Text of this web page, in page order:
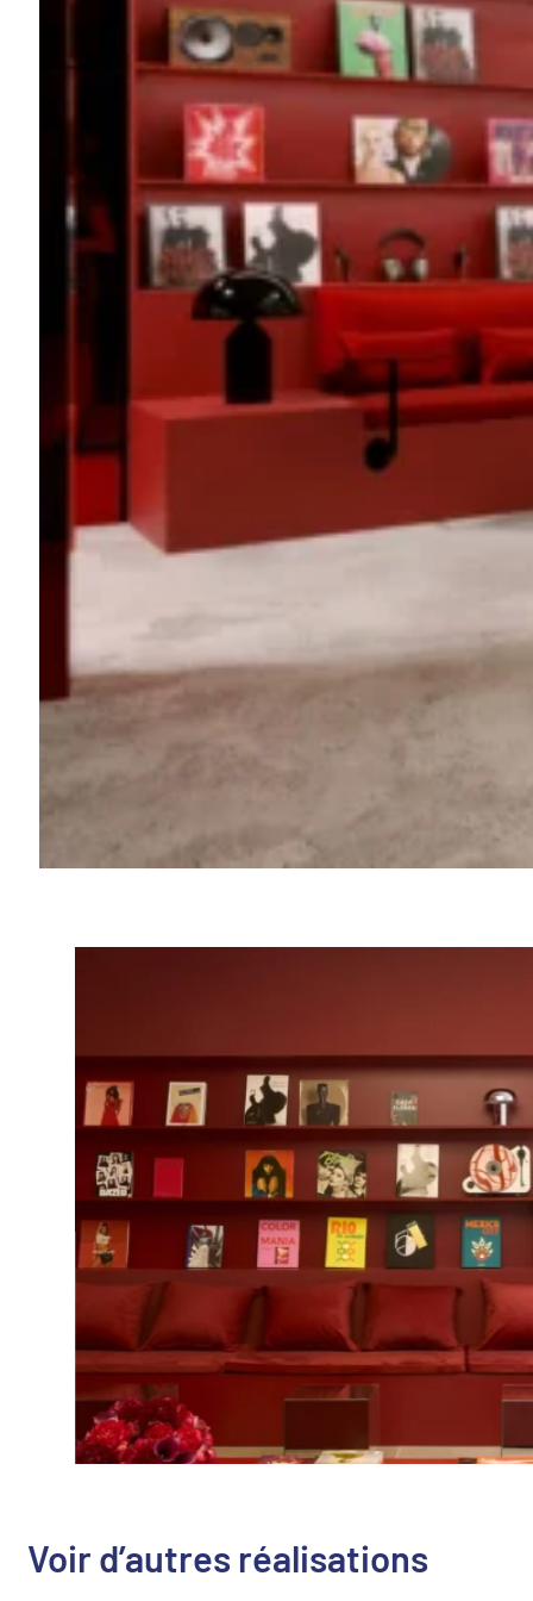
Voir d’autres réalisations